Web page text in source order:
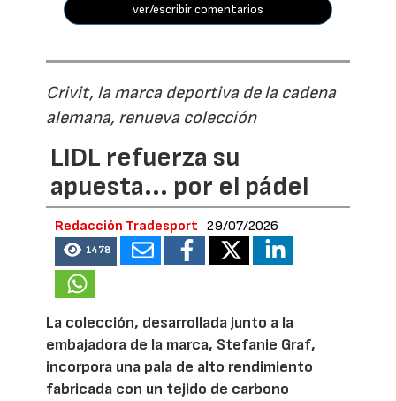
ver/escribir comentarios
Crivit, la marca deportiva de la cadena
alemana, renueva colección
LIDL refuerza su
apuesta... por el pádel
Redacción Tradesport 29/07/2026
1478
La colección, desarrollada junto a la
embajadora de la marca, Stefanie Graf,
incorpora una pala de alto rendimiento
fabricada con un tejido de carbono